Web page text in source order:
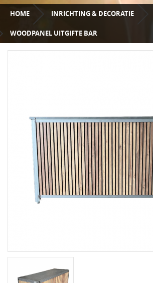
HOME INRICHTING & DECORATIE
WOODPANEL UITGIFTE BAR